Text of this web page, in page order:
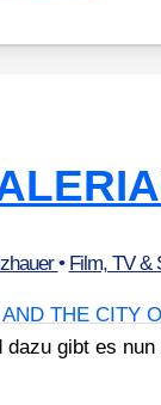
• Film, TV &
THE CITY
gibt es nun